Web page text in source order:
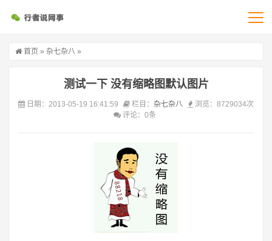
首页 » 杂七杂八 »
测试一下 没有缩略图默认图片
日期：2013-05-19 16:41:59 栏目： 杂七杂八
浏览：8729034次
评论：0条